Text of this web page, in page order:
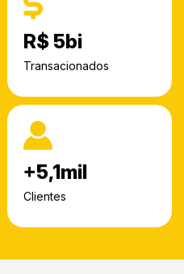
R$ 6bi
Transacionados
+5,3mil
Clientes